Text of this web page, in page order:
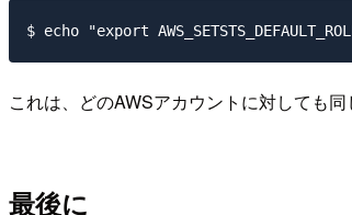
$ echo "export
これは、どのAWSアカウントに対しても
最後に